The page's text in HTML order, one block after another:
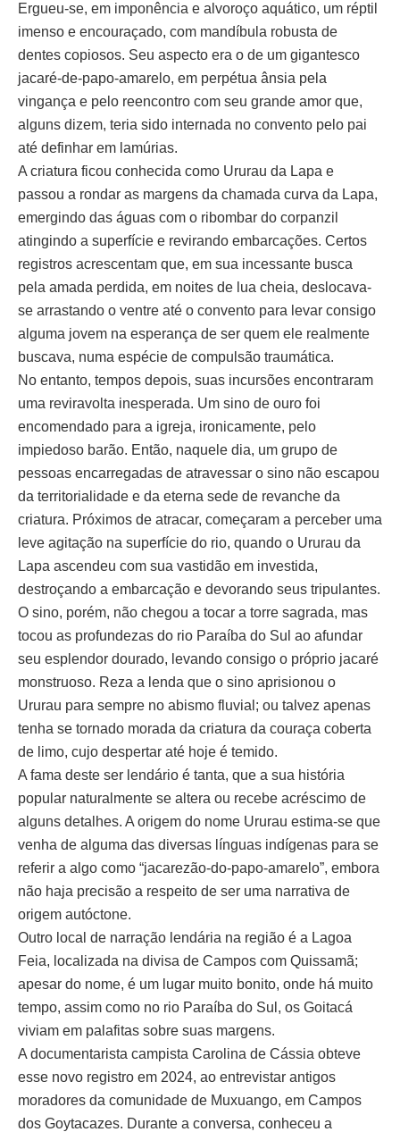
Ergueu-se, em imponência e alvoroço aquático, um réptil
imenso e encouraçado, com mandíbula robusta de
dentes copiosos. Seu aspecto era o de um gigantesco
jacaré-de-papo-amarelo, em perpétua ânsia pela
vingança e pelo reencontro com seu grande amor que,
alguns dizem, teria sido internada no convento pelo pai
até definhar em lamúrias.
A criatura ficou conhecida como Ururau da Lapa e
passou a rondar as margens da chamada curva da Lapa,
emergindo das águas com o ribombar do corpanzil
atingindo a superfície e revirando embarcações. Certos
registros acrescentam que, em sua incessante busca
pela amada perdida, em noites de lua cheia, deslocava-
se arrastando o ventre até o convento para levar consigo
alguma jovem na esperança de ser quem ele realmente
buscava, numa espécie de compulsão traumática.
No entanto, tempos depois, suas incursões encontraram
uma reviravolta inesperada. Um sino de ouro foi
encomendado para a igreja, ironicamente, pelo
impiedoso barão. Então, naquele dia, um grupo de
pessoas encarregadas de atravessar o sino não escapou
da territorialidade e da eterna sede de revanche da
criatura. Próximos de atracar, começaram a perceber uma
leve agitação na superfície do rio, quando o Ururau da
Lapa ascendeu com sua vastidão em investida,
destroçando a embarcação e devorando seus tripulantes.
O sino, porém, não chegou a tocar a torre sagrada, mas
tocou as profundezas do rio Paraíba do Sul ao afundar
seu esplendor dourado, levando consigo o próprio jacaré
monstruoso. Reza a lenda que o sino aprisionou o
Ururau para sempre no abismo fluvial; ou talvez apenas
tenha se tornado morada da criatura da couraça coberta
de limo, cujo despertar até hoje é temido.
A fama deste ser lendário é tanta, que a sua história
popular naturalmente se altera ou recebe acréscimo de
alguns detalhes. A origem do nome Ururau estima-se que
venha de alguma das diversas línguas indígenas para se
referir a algo como “jacarezão-do-papo-amarelo”, embora
não haja precisão a respeito de ser uma narrativa de
origem autóctone.
Outro local de narração lendária na região é a Lagoa
Feia, localizada na divisa de Campos com Quissamã;
apesar do nome, é um lugar muito bonito, onde há muito
tempo, assim como no rio Paraíba do Sul, os Goitacá
viviam em palafitas sobre suas margens.
A documentarista campista Carolina de Cássia obteve
esse novo registro em 2024, ao entrevistar antigos
moradores da comunidade de Muxuango, em Campos
dos Goytacazes. Durante a conversa, conheceu a